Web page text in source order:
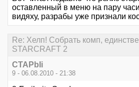
оставленный в меню на пару
видяху, разрабы уже признали
Re: Хелп! Собрать комп,
STARCRAFT 2
CTAPbIi
9 - 06.08.2010 - 21:38